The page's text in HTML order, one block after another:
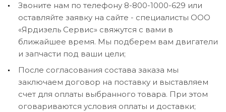
Звоните нам по телефону 8-800-1000-629 или
оставляйте заявку на сайте - специалисты ООО
«Ярдизель Сервис» свяжутся с вами в
ближайшее время. Мы подберем вам двигатели
и запчасти под ваши цели;
После согласования состава заказа мы
заключаем договор на поставку и выставляем
счет для оплаты выбранного товара. При этом
оговариваются условия оплаты и доставки;